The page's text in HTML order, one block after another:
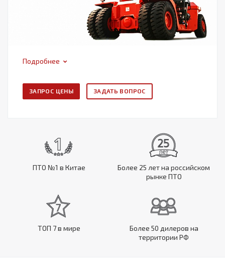
Подробнее
ЗАПРОС ЦЕНЫ ЗАДАТЬ ВОПРОС
ПТО №1 в Китае
Более 25 лет на российском
рынке ПТО
ТОП 7 в мире
Более 50 дилеров на
территории РФ